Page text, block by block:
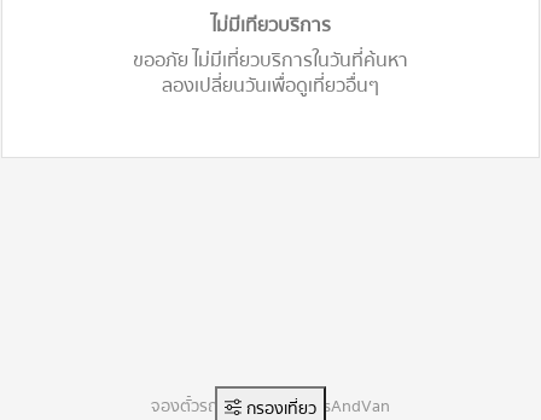
ไม่มีเทียวบริการ
ขออภัย ไม่มีเที่ยวบริการในวันที่ค้นหา
ลองเปลี่ยนวันเพื่อดูเที่ยวอื่นๆ
กรองเที่ยว
จองตั๋วรถทัวร์ออนไลน์ BusAndVan